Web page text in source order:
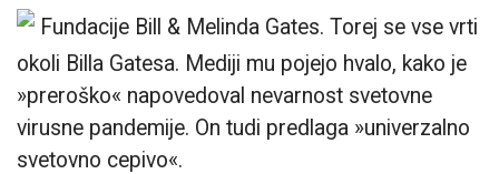
Fundacije Bill & Melinda Gates. Torej se vse vrti
okoli Billa Gatesa. Mediji mu pojejo hvalo, kako je
»preroško« napovedoval nevarnost svetovne
virusne pandemije. On tudi predlaga »univerzalno
svetovno cepivo«.